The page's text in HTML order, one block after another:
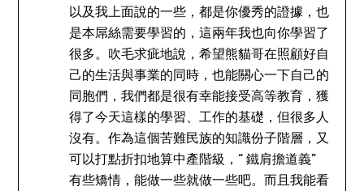
以及我上面說的一些，都是你優秀的證據，也
是本屌絲需要學習的，這兩年我也向你學習了
很多。吹毛求疵地說，希望熊貓哥在照顧好自
己的生活與事業的同時，也能關心一下自己的
同胞們，我們都是很有幸能接受高等教育，獲
得了今天這樣的學習、工作的基礎，但很多人
沒有。作為這個苦難民族的知識份子階層，又
可以打點折扣地算中產階級，“ 鐵肩擔道義”
有些矯情，能做一些就做一些吧。而且我能看